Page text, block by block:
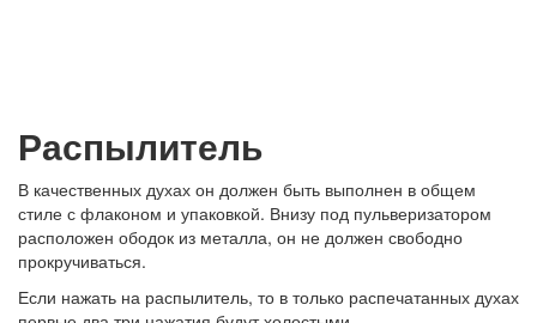
Распылитель
В качественных духах он должен быть выполнен в общем
стиле с флаконом и упаковкой. Внизу под пульверизатором
расположен ободок из металла, он не должен свободно
прокручиваться.
Если нажать на распылитель, то в только распечатанных духах